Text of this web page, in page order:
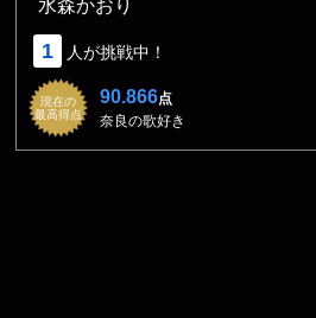
水森かおり
1 人が挑戦中！
現在の
最高得点
90.866点
奈良の歌好き